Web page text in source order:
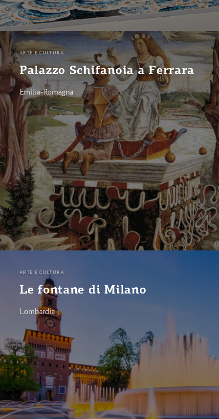
ARTE E CULTURA
Palazzo Schifanoia a Ferrara
Emilia-Romagna
ARTE E CULTURA
Le fontane di Milano
Lombardia